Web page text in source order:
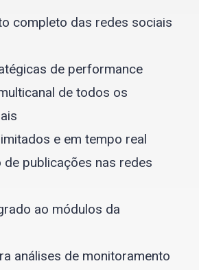
completo das redes sociais
de performance
de todos os
e em tempo real
de publicações nas redes
ao módulos da
análises de monitoramento